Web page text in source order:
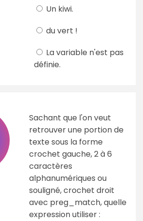
Un kiwi.
du vert !
La variable n'est pas
définie.
Sachant que l'on veut
retrouver une portion de
texte sous la forme
crochet gauche, 2 à 6
caractères
alphanumériques ou
souligné, crochet droit
avec preg_match, quelle
expression utiliser :